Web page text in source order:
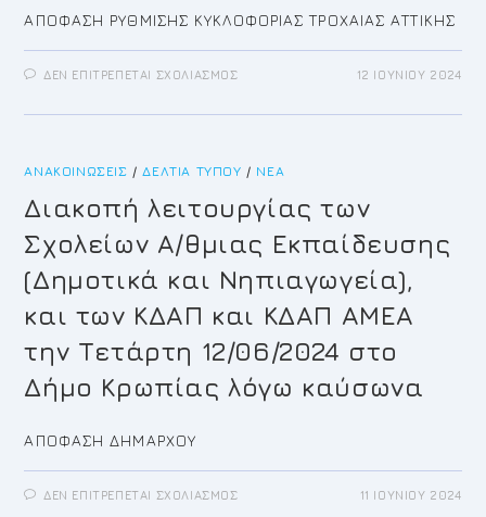
ΑΠΟΦΑΣΗ ΡΥΘΜΙΣΗΣ ΚΥΚΛΟΦΟΡΙΑΣ ΤΡΟΧΑΙΑΣ ΑΤΤΙΚΗΣ
ΔΕΝ ΕΠΙΤΡΈΠΕΤΑΙ ΣΧΟΛΙΑΣΜΌΣΣΤΟ
ΤΗΣ
ΔΙΑΚΟΠΉ
ΣΤΆΣΗΣ
ΚΑΙ
ΣΤΆΘΜΕΥΣΗΣ
ΑΠΟ
ΤΕΤΆΡΤΗ
ΙΟΥΝΊΟΥ
2024
ΣΤΗΝ
ΚΕΝΤΡΙΚΉ
ΛΕΩΦΌΡΟ
ΒΑΣΙΛΈΩΣ
ΚΩΝΣΤΑΝΤΊΝΟΥ
ΚΟΡΩΠΊ
12 ΙΟΥΝΊΟΥ 2024
ΑΝΑΚΟΙΝΏΣΕΙΣ /ΔΕΛΤΊΑ ΤΎΠΟΥ / ΝΈΑ
Διακοπή λειτουργίας των
Σχολείων Α/θμιας Εκπαίδευσης
(Δημοτικά και Νηπιαγωγεία),
και των ΚΔΑΠ και ΚΔΑΠ ΑΜΕΑ
την Τετάρτη 12/06/2024 στο
Δήμο Κρωπίας λόγω καύσωνα
ΑΠΟΦΑΣΗ ΔΗΜΑΡΧΟΥ
ΔΕΝ ΕΠΙΤΡΈΠΕΤΑΙ ΣΧΟΛΙΑΣΜΌΣΣΤΟ 11 ΙΟΥΝΊΟΥ 2024